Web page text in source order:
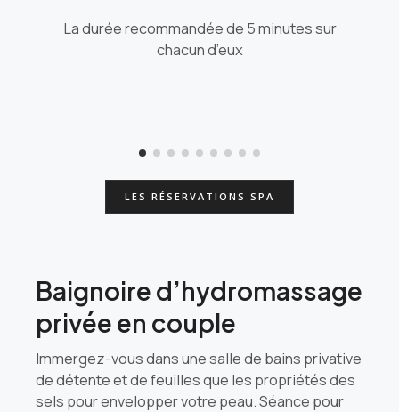
La durée recommandée de 5 minutes sur
chacun d’eux
LES RÉSERVATIONS SPA
Baignoire d’hydromassage
privée en couple
Immergez-vous dans une salle de bains privative
de détente et de feuilles que les propriétés des
sels pour envelopper votre peau. Séance pour